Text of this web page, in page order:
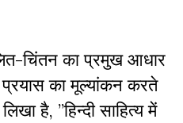
चिंतन का प्रमुख आधार
प्रयास का मूल्यांकन करते
है, ”हिन्दी साहित्य में